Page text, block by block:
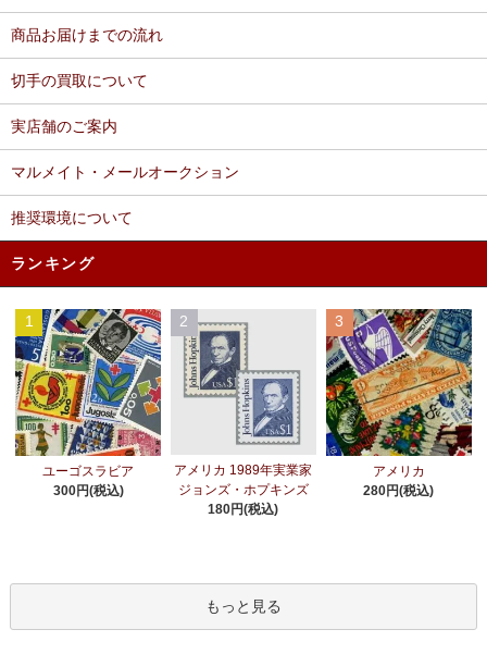
商品お届けまでの流れ
切手の買取について
実店舗のご案内
マルメイト・メールオークション
推奨環境について
ランキング
1
ユーゴスラビア
300円(税込)
2
アメリカ 1989年実業家
ジョンズ・ホプキンズ
180円(税込)
3
アメリカ
280円(税込)
もっと見る